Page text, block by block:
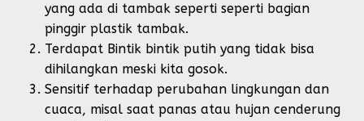
yang ada di tambak seperti seperti bagian
pinggir plastik tambak.
Terdapat Bintik bintik putih yang tidak bisa
dihilangkan meski kita gosok.
Sensitif terhadap perubahan lingkungan dan
cuaca, misal saat panas atau hujan cenderung